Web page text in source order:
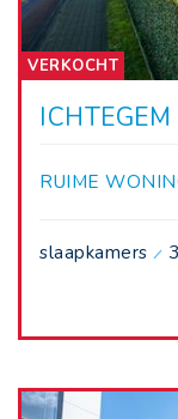
VERKOCHT
ICHTEGEM
RUIME
slaapkamers 3